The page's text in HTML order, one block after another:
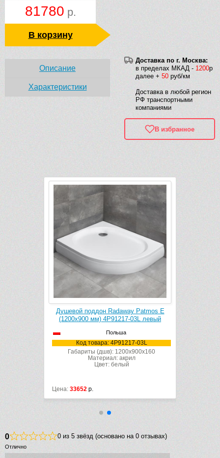
81780 р.
В корзину
Доставка по г. Москва:
в пределах МКАД - 1200р
далее + 50 руб/км
Доставка в любой регион
РФ транспортными
компаниями
В избранное
Описание
Характеристики
Душевой поддон Radaway Patmos E
(1200х900 мм) 4P91217-03L левый
Польша
Код товара: 4P91217-03L
Габариты (дшв): 1200x900x160
Материал: акрил
Цвет: белый
Цена: 33652 р.
0 0 из 5 звёзд (основано на 0 отзывах)
Отлично